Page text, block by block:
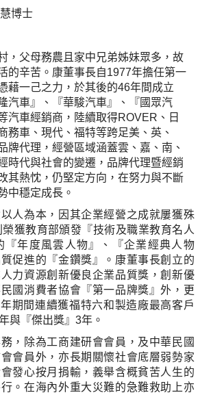
博士
，父母務農且家中兄弟姊妹眾多，故
的辛苦。康董事長自1977年擔任第一
藉一己之力，於其後的46年間成立
汽車』、『華駿汽車』、『國眾汽
汽車經銷商，陸續取得ROVER、日
務車、現代、福特等跨足美、英、
牌代理，經營區域涵蓋雲、嘉、南、
時代與社會的變遷，品牌代理暨經銷
其熱忱，仍堅定方向，在努力與不斷
中穩定成長。
人為本，因其企業經營之成就屢獲殊
獲教育部頒發『技術及職業教育名人
『年度風雲人物』、『企業經典人物
促進的『金鑽獎』。康董事長創立的
力資源創新優良企業品質獎，創新優
國消費者協會『第一品牌獎』外，更
期間連續獲福特六和製造廠最高客戶
與『傑出獎』3年。
，除為工商建研會會員，及中華民國
會員外，亦長期關懷社會底層弱勢家
發心按月捐輸，義舉含概貧苦人生的
。在海內外重大災難的急難救助上亦